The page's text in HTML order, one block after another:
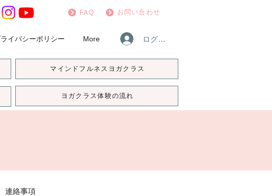
FAQ お問い合わせ
イバシーポリシー More ログイン
マインドフルネスヨガクラス
ヨガクラス体験の流れ
連絡事項